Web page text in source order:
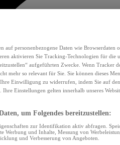
auf personenbezogene Daten wie Browserdaten
aktivieren Sie Tracking-Technologien für die
aufgeführten Zwecke. Wenn Tracker
mehr so relevant für Sie. Sie können dieses
Einwilligung zu widerrufen, indem Sie auf
Einstellungen gelten innerhalb unseres
um Folgendes bereitzustellen:
zur Identifikation aktiv abfragen.
Werbung und Inhalte, Messung von
und Verbesserung von Angeboten.